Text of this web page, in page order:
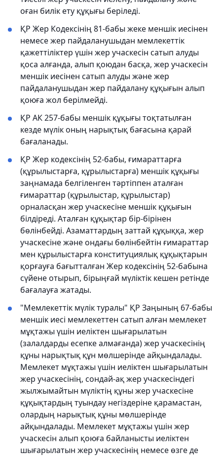
оған билік ету құқығы беріледі.
ҚР Жер Кодексінің 81-бабы жеке меншік иесінен
немесе жер пайдаланушыдан мемлекеттік
қажеттіліктер үшін жер учаскесін сатып алуды
қоса алғанда, алып қоюдан басқа, жер учаскесін
меншік иесінен сатып алуды және жер
пайдаланушыдан жер пайдалану құқығын алып
қоюға жол берілмейді.
ҚР АК 257-бабы меншік құқығы тоқтатылған
кезде мүлік оның нарықтық бағасына қарай
бағаланады.
ҚР Жер кодексінің 52-бабы, ғимараттарға
(құрылыстарға, құрылыстарға) меншік құқығы
заңнамада белгіленген тәртіппен аталған
ғимараттар (құрылыстар, құрылыстар)
орналасқан жер учаскесіне меншік құқығын
білдіреді. Аталған құқықтар бір-бірінен
бөлінбейді. Азаматтардың заттай құқыққа, жер
учаскесіне және ондағы бөлінбейтін ғимараттар
мен құрылыстарға конституциялық құқықтарын
қорғауға бағытталған Жер кодексінің 52-бабына
сүйене отырып, бірыңғай мүліктік кешен ретінде
бағалауға жатады.
"Мемлекеттік мүлік туралы" ҚР Заңының 67-бабы
меншік иесі мемлекеттен сатып алған мемлекет
мұқтажы үшін иеліктен шығарылатын
(залалдарды есепке алмағанда) жер учаскесінің
құны нарықтық құн мөлшерінде айқындалады.
Мемлекет мұқтажы үшін иеліктен шығарылатын
жер учаскесінің, сондай-ақ жер учаскесіндегі
жылжымайтын мүліктің құны жер учаскесіне
құқықтардың туындау негіздеріне қарамастан,
олардың нарықтық құны мөлшерінде
айқындалады. Мемлекет мұқтажы үшін жер
учаскесін алып қоюға байланысты иеліктен
шығарылатын жер учаскесінің немесе өзге де